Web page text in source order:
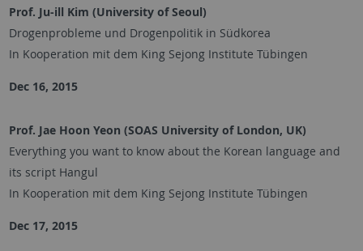
Prof. Ju-ill Kim (University of Seoul)
Drogenprobleme und Drogenpolitik in Südkorea
In Kooperation mit dem King Sejong Institute Tübingen
Dec 16, 2015
Prof. Jae Hoon Yeon (SOAS University of London, UK)
Everything you want to know about the Korean language and
its script Hangul
In Kooperation mit dem King Sejong Institute Tübingen
Dec 17, 2015